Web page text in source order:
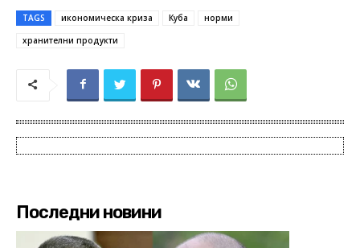
TAGS икономическа криза Куба
норми
хранителни продукти
Последни новини